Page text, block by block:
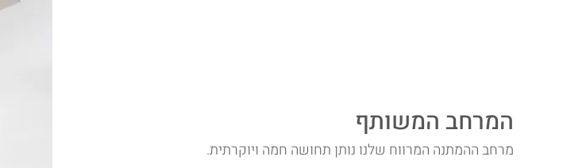
המרחב המשותף
מרחב ההמתנה המרווח שלנו נותן תחושה חמה ויוקרתית.